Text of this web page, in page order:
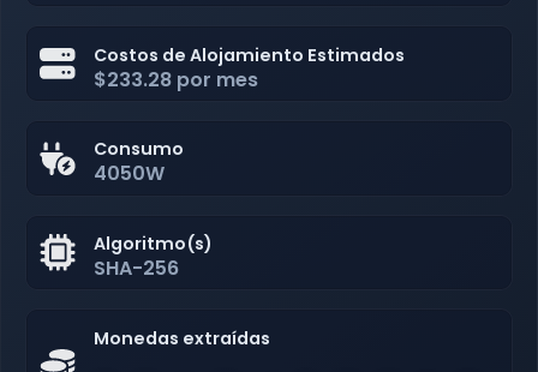
Costos de Alojamiento Estimados
$233.28 por mes
Consumo
4050W
Algoritmo(s)
SHA-256
Monedas extraídas